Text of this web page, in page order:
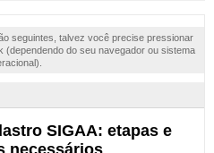
seguintes, talvez você precise pressionar
(dependendo do seu navegador ou sistema